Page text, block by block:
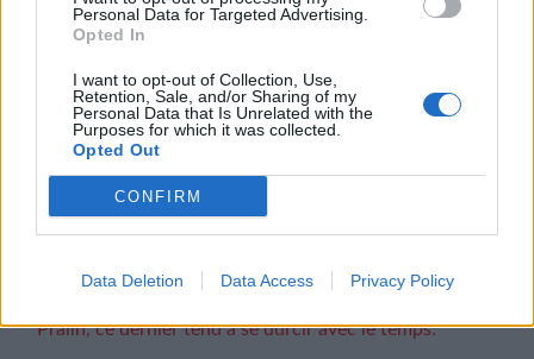
Personal Data for Targeted Advertising.
Opted In
I want to opt-out of Collection, Use,
Retention, Sale, and/or Sharing of my
Personal Data that Is Unrelated with the
Purposes for which it was collected.
Opted Out
CONFIRM
Data Deletion Data Access Privacy Policy
sol. Une façon toute simple de procéder consiste à
jardin en travers du trou et à placer le collet de l’arbre
au même niveau.
Vous pouvez reboucher par la suite le trou avec le
Pralin, ce dernier tend à se durcir avec le temps.